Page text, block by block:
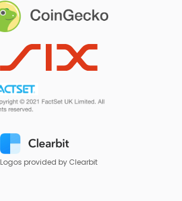
Logos provided by Clearbit